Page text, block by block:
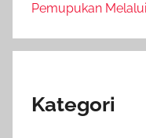
Pemupukan
Kategori